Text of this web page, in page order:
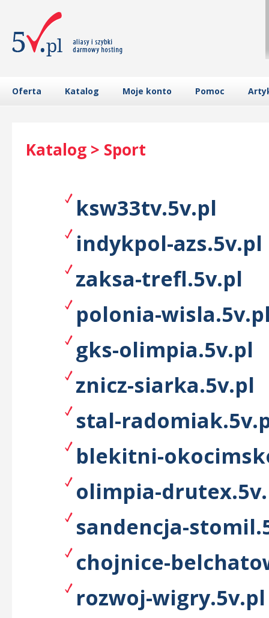
Oferta Katalog Moje konto Pomoc
Katalog > Sport
ksw33tv.5v.pl
indykpol-azs.5v.pl
zaksa-trefl.5v.pl
polonia-
gks-olimpia.5v.pl
znicz-siarka.5v.pl
stal-
blekitni-
olimpia-
sandencja-
chojnice-
rozwoj-wigry.5v.pl